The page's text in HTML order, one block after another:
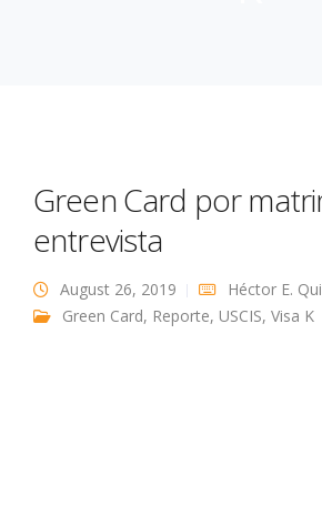
Green Card por
entrevista
August 26, 2019
Héctor E.
Green Card, Reporte, USCIS, Visa K